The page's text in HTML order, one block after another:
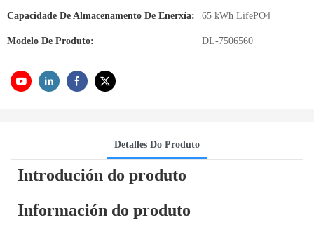
Capacidade De Almacenamento De Enerxía: 65 kWh LifePO4
Modelo De Produto: DL-7506560
Detalles Do Produto
Introdución do produto
Información do produto